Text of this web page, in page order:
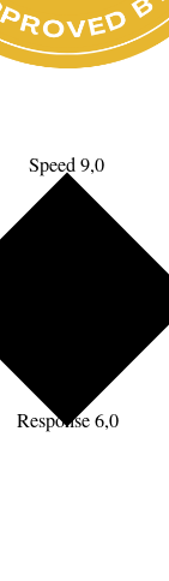
Speed 9,0
Response 6,0